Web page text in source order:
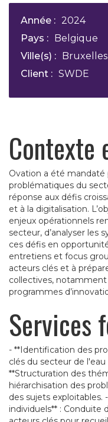
Année : 2024
Pays : Belgique
Ville(s) : Bruxelles
Client : SWDE
Ovation a été
problématiques du
réponse aux défis
et à la digitalisation.
enjeux opérationnels
secteur, d’analyser les
ces défis en
entretiens et focus
acteurs clés et à
collectives,
programmes
Services
- **Identification des
clés du secteur de
**Structuration des
hiérarchisation des
des sujets exploitables.
individuels** : Conduite